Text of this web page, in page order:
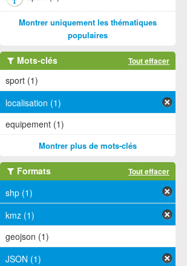
Montrer uniquement les thématiques
populaires
Mots-clés Tout effacer
sport (1)
localisation (1)
equipement (1)
Montrer plus de mots-clés
Formats Tout effacer
shp (1)
kmz (1)
geojson (1)
JSON (1)